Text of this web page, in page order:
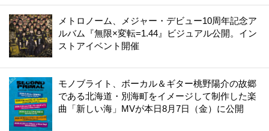
メトロノーム、メジャー・デビュー10周年記念ア
ルバム『無限×変転=1.44』ビジュアル公開。イン
ストアイベント開催
モノブライト、ボーカル＆ギター桃野陽介の故郷
である北海道・別海町をイメージして制作した楽
曲「新しい海」MVが本日8月7日（金）に公開